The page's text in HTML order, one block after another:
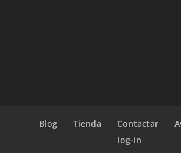
Blog Tienda Contactar
log-in